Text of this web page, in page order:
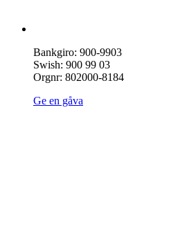
Bankgiro: 900-9903
Swish: 900 99 03
Orgnr: 802000-8184
Ge en gåva